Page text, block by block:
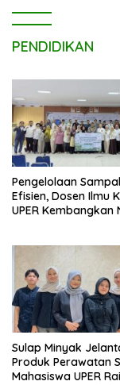
PENDIDIKAN
Pengelolaan
Efisien, Dosen Ilmu
UPER Kembangkan
Sulap Minyak
Produk Perawatan
Mahasiswa UPER